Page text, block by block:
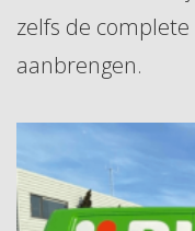
zelfs de
aanbrengen.